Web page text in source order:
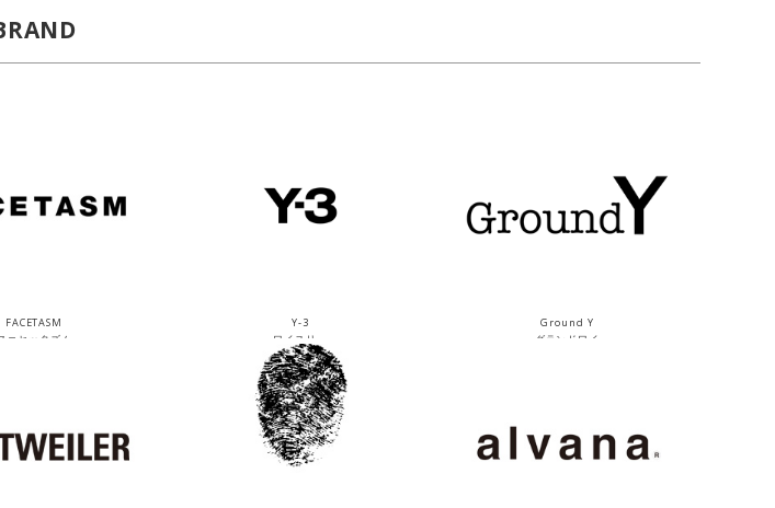
FACETASM
ァセッタズム
Y-3
ワイスリー
Ground Y
グランドワイ